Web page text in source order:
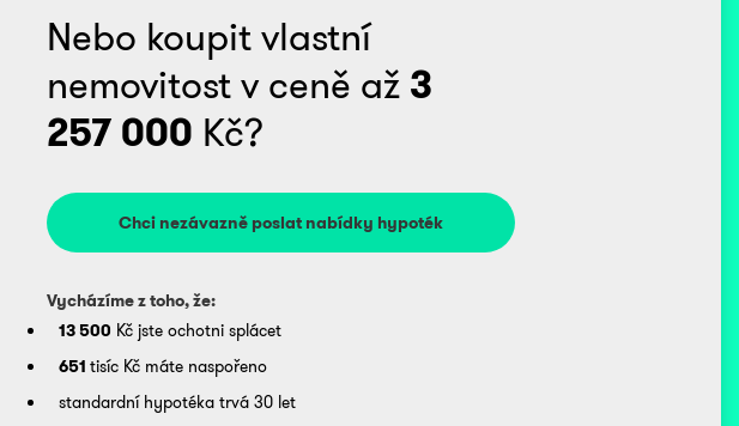
Nebo koupit vlastní
nemovitost v ceně až 3
257 000 Kč?
Chci nezávazně poslat nabídky hypoték
Vycházíme z toho, že:
13 500 Kč jste ochotni splácet
651 tisíc Kč máte naspořeno
standardní hypotéka trvá 30 let